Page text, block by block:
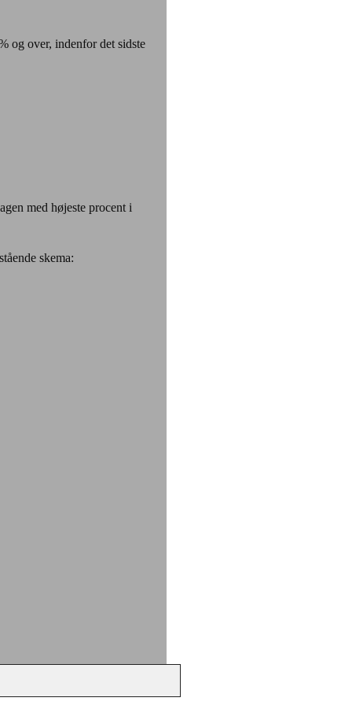
og over, indenfor det sidste
med højeste procent i
skema: